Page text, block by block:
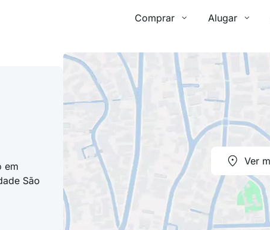
Comprar Alugar
em
São
Ver